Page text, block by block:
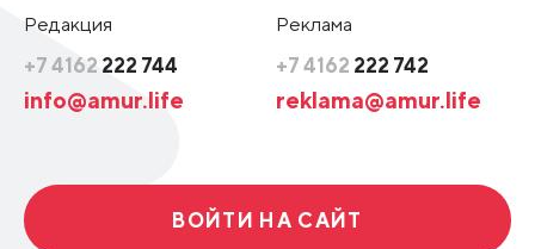
Редакция
+7 4162 222 744
info@amur.life
Реклама
+7 4162 222 742
reklama@amur.life
ВОЙТИ НА САЙТ